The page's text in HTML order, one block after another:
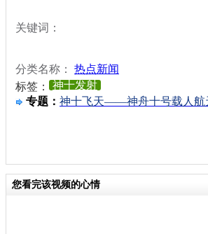
关键词：
分类名称： 热点新闻
标签：
神十发射
专题： 神十飞天——神舟十号载人航
您看完该视频的心情